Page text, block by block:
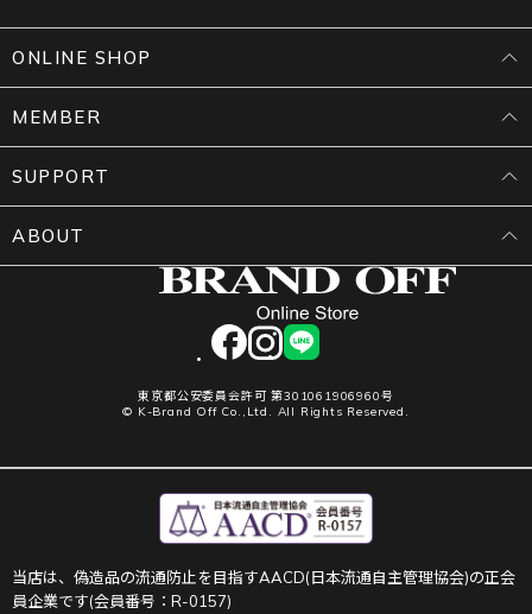
facebookinstagram
LINE
東京都公安委員会許可 第301061906960号
© K-Brand Off Co.,Ltd. All Rights Reserved.
ONLINE SHOP
MEMBER
SUPPORT
ABOUT
当店は、偽造品の流通防止を目指すAACD(日本流通自主管理協会)の正会
員企業です(会員番号：R-0157)